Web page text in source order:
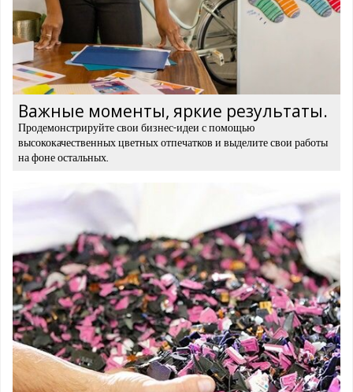
Важные моменты, яркие результаты.
Продемонстрируйте свои бизнес-идеи с помощью
высококачественных цветных отпечатков и выделите свои работы
на фоне остальных.